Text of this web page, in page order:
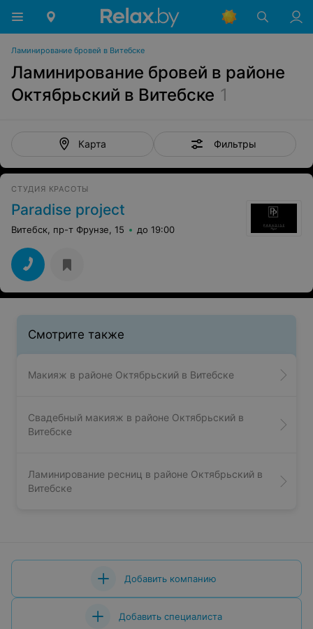
Ламинирование бровей в Витебске
Ламинирование бровей в районе
Октябрьский в Витебске 1
Карта Фильтры
СТУДИЯ КРАСОТЫ
Paradise project
Витебск, пр-т Фрунзе, 15 до 19:00
Смотрите также
Макияж в районе Октябрьский в Витебске
Свадебный макияж в районе Октябрьский в
Витебске
Ламинирование ресниц в районе Октябрьский в
Витебске
Добавить компанию
Добавить специалиста